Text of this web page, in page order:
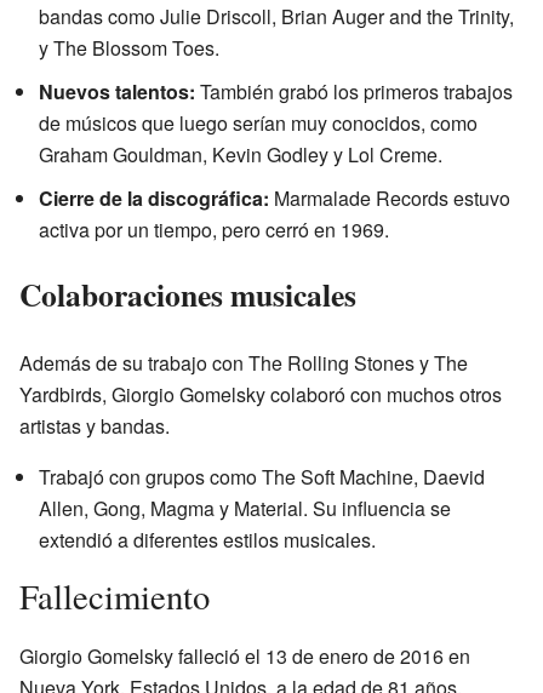
bandas como Julie Driscoll, Brian Auger and the Trinity,
y The Blossom Toes.
Nuevos talentos: También grabó los primeros trabajos
de músicos que luego serían muy conocidos, como
Graham Gouldman, Kevin Godley y Lol Creme.
Cierre de la discográfica: Marmalade Records estuvo
activa por un tiempo, pero cerró en 1969.
Colaboraciones musicales
Además de su trabajo con The Rolling Stones y The
Yardbirds, Giorgio Gomelsky colaboró con muchos otros
artistas y bandas.
Trabajó con grupos como The Soft Machine, Daevid
Allen, Gong, Magma y Material. Su influencia se
extendió a diferentes estilos musicales.
Fallecimiento
Giorgio Gomelsky falleció el 13 de enero de 2016 en
Nueva York, Estados Unidos, a la edad de 81 años.